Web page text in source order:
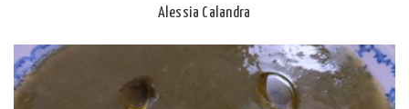
Posted
Alessia Calandra